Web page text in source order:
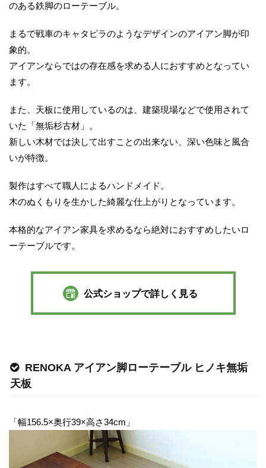
のある鉄脚のローテーブル。
まるで戦車のキャタピラのようなデザインのアイアン脚が印
象的。
アイアンならではの存在感を求める人におすすめとなってい
ます。
また、天板に使用しているのは、建築現場などで使用されて
いた「無垢杉古材」。
新しい木材では決して出すことの出来ない、深い色味と風合
いが特徴。
製作はすべて職人によるハンドメイド。
木のぬくもりを生かした綺麗な仕上がりとなっています。
本格的なアイアン家具を求めるなら絶対におすすめしたいロ
ーテーブルです。
公式ショップで詳しく見る
RENOKA アイアン脚ローテーブル ヒノキ無垢
天板
「幅156.5×奥行39×高さ34cm」